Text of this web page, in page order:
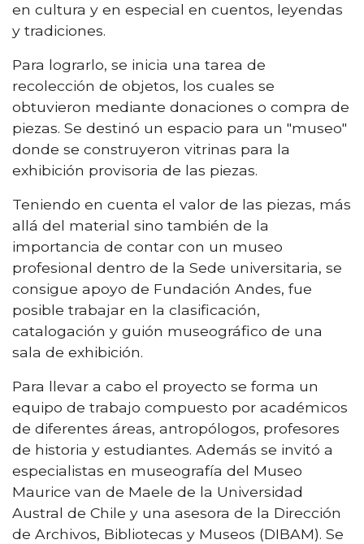
en cultura y en especial en cuentos, leyendas
y tradiciones.
Para lograrlo, se inicia una tarea de
recolección de objetos, los cuales se
obtuvieron mediante donaciones o compra de
piezas. Se destinó un espacio para un "museo"
donde se construyeron vitrinas para la
exhibición provisoria de las piezas.
Teniendo en cuenta el valor de las piezas, más
allá del material sino también de la
importancia de contar con un museo
profesional dentro de la Sede universitaria, se
consigue apoyo de Fundación Andes, fue
posible trabajar en la clasificación,
catalogación y guión museográfico de una
sala de exhibición.
Para llevar a cabo el proyecto se forma un
equipo de trabajo compuesto por académicos
de diferentes áreas, antropólogos, profesores
de historia y estudiantes. Además se invitó a
especialistas en museografía del Museo
Maurice van de Maele de la Universidad
Austral de Chile y una asesora de la Dirección
de Archivos, Bibliotecas y Museos (DIBAM). Se